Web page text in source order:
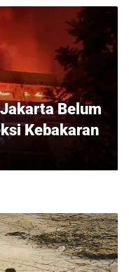
Belum
Kebakaran